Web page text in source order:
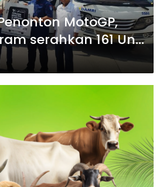
MotoGP,
serahkan 161 Unit